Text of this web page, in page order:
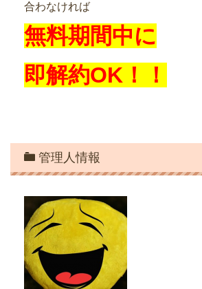
合わなければ
無料期間中に
即解約OK！！
管理人情報